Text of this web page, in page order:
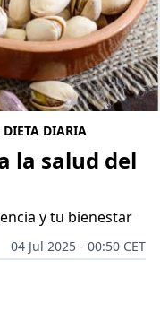
DIARIA
la salud del
y tu bienestar
04 Jul 2025 - 00:50 CET